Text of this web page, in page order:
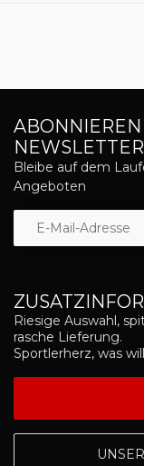
Riesige Auswahl,
rasche Lieferung.
Sportlerherz, was
NEWSLETTER
Bleibe auf dem
Angeboten